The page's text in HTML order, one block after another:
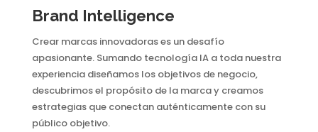
Brand Intelligence
Crear marcas innovadoras es un desafío
apasionante. Sumando tecnología IA a toda nuestra
experiencia diseñamos los objetivos de negocio,
descubrimos el propósito de la marca y creamos
estrategias que conectan auténticamente con su
público objetivo.